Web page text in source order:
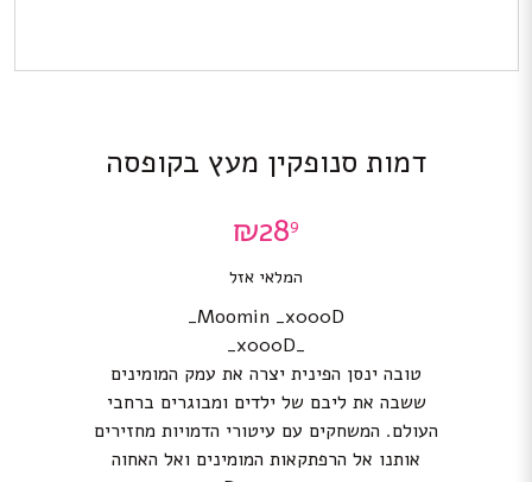
דמות סנופקין מעץ בקופסה
₪289
המלאי אזל
Moomin _x000D_
_x000D_
טובה ינסן הפינית יצרה את עמק המומינים
ששבה את ליבם של ילדים ומבוגרים ברחבי
העולם. המשחקים עם עיטורי הדמויות מחזירים
אותנו אל הרפתקאות המומינים ואל האחוה